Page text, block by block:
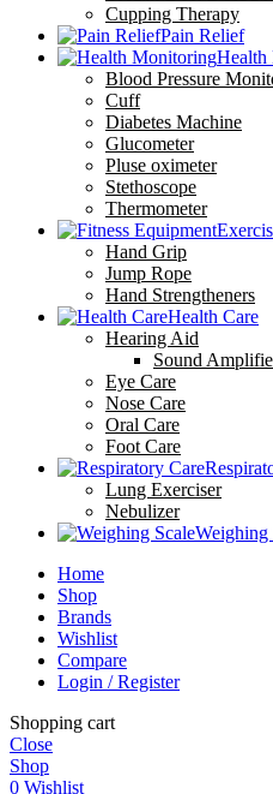
Cupping Therapy
Pain Relief
Health
Blood Pressure
Cuff
Diabetes Machine
Glucometer
Pluse oximeter
Stethoscope
Thermometer
Hand Grip
Jump Rope
Hand Strengtheners
Health Care
Hearing Aid
Sound
Eye Care
Nose Care
Oral Care
Foot Care
Lung Exerciser
Nebulizer
Weighing
Home
Shop
Brands
Wishlist
Compare
Login / Register
Shopping cart
Close
Shop
0 Wishlist